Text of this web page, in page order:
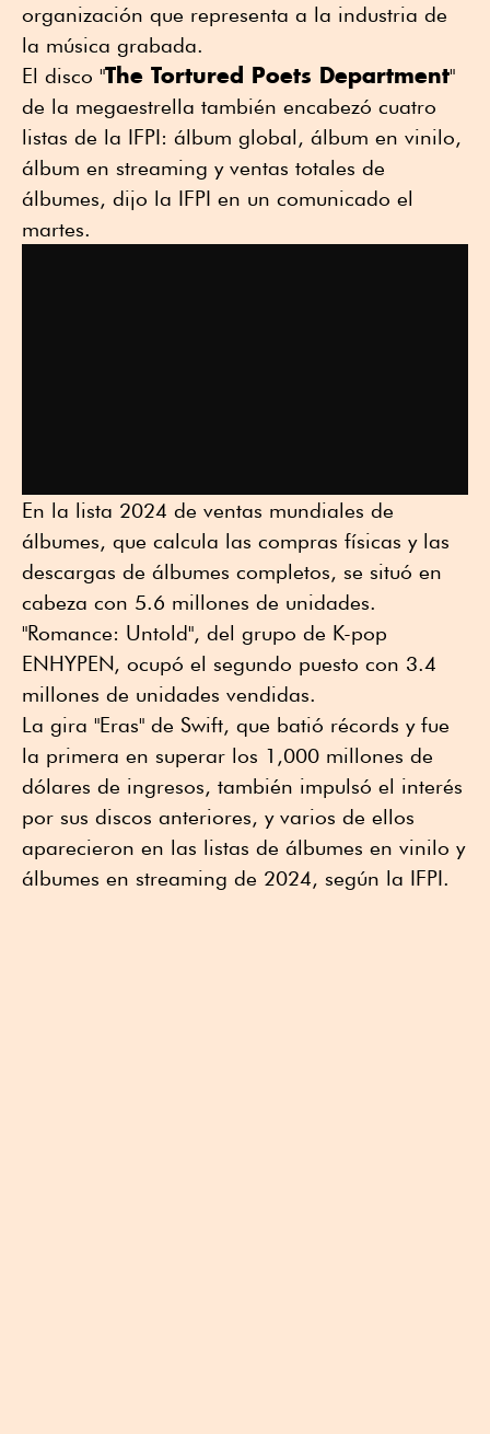
organización que representa a la industria de
la música grabada.
El disco "The Tortured Poets Department"
de la megaestrella también encabezó cuatro
listas de la IFPI: álbum global, álbum en vinilo,
álbum en streaming y ventas totales de
álbumes, dijo la IFPI en un comunicado el
martes.
En la lista 2024 de ventas mundiales de
álbumes, que calcula las compras físicas y las
descargas de álbumes completos, se situó en
cabeza con 5.6 millones de unidades.
"Romance: Untold", del grupo de K-pop
ENHYPEN, ocupó el segundo puesto con 3.4
millones de unidades vendidas.
La gira "Eras" de Swift, que batió récords y fue
la primera en superar los 1,000 millones de
dólares de ingresos, también impulsó el interés
por sus discos anteriores, y varios de ellos
aparecieron en las listas de álbumes en vinilo y
álbumes en streaming de 2024, según la IFPI.